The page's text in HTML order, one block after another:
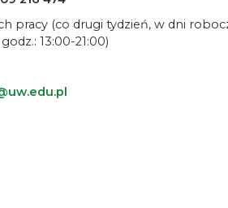
pracy (co drugi tydzień, w dni
13:00-21:00)